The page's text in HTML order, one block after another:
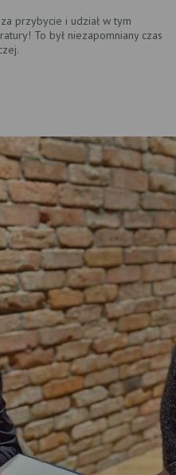
przybycie i udział w tym
To był niezapomniany czas